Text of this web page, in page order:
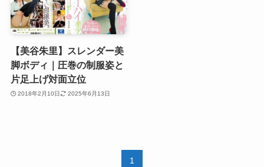
【美谷朱里】スレンダー美
脚ボディ｜圧巻の制服姿と
片足上げ対面立位
2018年2月10日 2025年6月13日
1